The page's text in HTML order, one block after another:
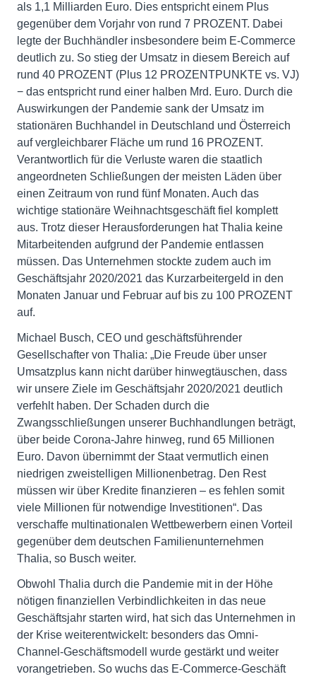
als 1,1 Milliarden Euro. Dies entspricht einem Plus
gegenüber dem Vorjahr von rund 7 PROZENT. Dabei
legte der Buchhändler insbesondere beim E-Commerce
deutlich zu. So stieg der Umsatz in diesem Bereich auf
rund 40 PROZENT (Plus 12 PROZENTPUNKTE vs. VJ)
− das entspricht rund einer halben Mrd. Euro. Durch die
Auswirkungen der Pandemie sank der Umsatz im
stationären Buchhandel in Deutschland und Österreich
auf vergleichbarer Fläche um rund 16 PROZENT.
Verantwortlich für die Verluste waren die staatlich
angeordneten Schließungen der meisten Läden über
einen Zeitraum von rund fünf Monaten. Auch das
wichtige stationäre Weihnachtsgeschäft fiel komplett
aus. Trotz dieser Herausforderungen hat Thalia keine
Mitarbeitenden aufgrund der Pandemie entlassen
müssen. Das Unternehmen stockte zudem auch im
Geschäftsjahr 2020/2021 das Kurzarbeitergeld in den
Monaten Januar und Februar auf bis zu 100 PROZENT
auf.
Michael Busch, CEO und geschäftsführender
Gesellschafter von Thalia: „Die Freude über unser
Umsatzplus kann nicht darüber hinwegtäuschen, dass
wir unsere Ziele im Geschäftsjahr 2020/2021 deutlich
verfehlt haben. Der Schaden durch die
Zwangsschließungen unserer Buchhandlungen beträgt,
über beide Corona-Jahre hinweg, rund 65 Millionen
Euro. Davon übernimmt der Staat vermutlich einen
niedrigen zweistelligen Millionenbetrag. Den Rest
müssen wir über Kredite finanzieren – es fehlen somit
viele Millionen für notwendige Investitionen“. Das
verschaffe multinationalen Wettbewerbern einen Vorteil
gegenüber dem deutschen Familienunternehmen
Thalia, so Busch weiter.
Obwohl Thalia durch die Pandemie mit in der Höhe
nötigen finanziellen Verbindlichkeiten in das neue
Geschäftsjahr starten wird, hat sich das Unternehmen in
der Krise weiterentwickelt: besonders das Omni-
Channel-Geschäftsmodell wurde gestärkt und weiter
vorangetrieben. So wuchs das E-Commerce-Geschäft